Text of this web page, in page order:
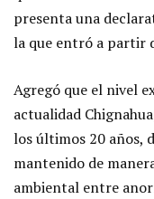
presenta una
la que entró a partir
Agregó que el nivel
actualidad
los últimos 20 años,
mantenido de
ambiental entre